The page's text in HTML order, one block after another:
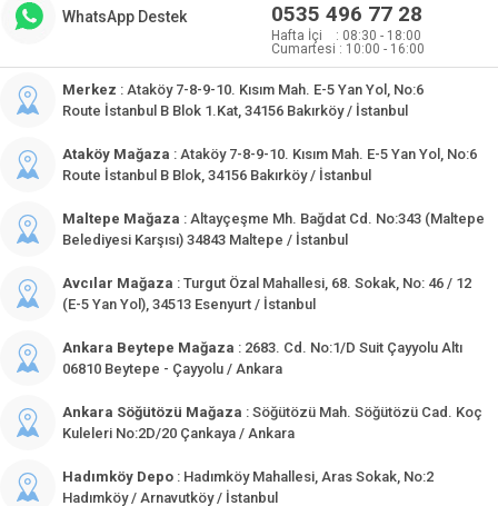
WhatsApp Destek 0535 496 77 28
Hafta İçi : 08:30 - 18:00
Cumartesi : 10:00 - 16:00
Merkez : Ataköy 7-8-9-10. Kısım Mah. E-5 Yan Yol, No:6
Route İstanbul B Blok 1.Kat, 34156 Bakırköy / İstanbul
Ataköy Mağaza : Ataköy 7-8-9-10. Kısım Mah. E-5 Yan Yol, No:6
Route İstanbul B Blok, 34156 Bakırköy / İstanbul
Maltepe Mağaza : Altayçeşme Mh. Bağdat Cd. No:343 (Maltepe
Belediyesi Karşısı) 34843 Maltepe / İstanbul
Avcılar Mağaza : Turgut Özal Mahallesi, 68. Sokak, No: 46 / 12
(E-5 Yan Yol), 34513 Esenyurt / İstanbul
Ankara Beytepe Mağaza : 2683. Cd. No:1/D Suit Çayyolu Altı
06810 Beytepe - Çayyolu / Ankara
Ankara Söğütözü Mağaza : Söğütözü Mah. Söğütözü Cad. Koç
Kuleleri No:2D/20 Çankaya / Ankara
Hadımköy Depo : Hadımköy Mahallesi, Aras Sokak, No:2
Hadımköy / Arnavutköy / İstanbul